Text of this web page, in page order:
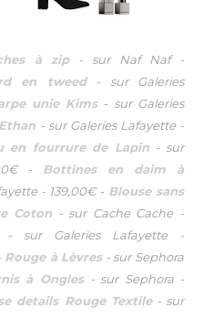
à zip - sur Naf Naf-
en tweed - sur Galeries
unie Kims - sur Galeries
- sur Galeries Lafayette-
en fourrure de Lapin - sur
-
Bottines en daim à
- 139,00€- Blouse sans
Coton - sur Cache Cache -
- sur Galeries Lafayette -
à Lèvres - sur Sephora
à Ongles - sur Sephora-
details Rouge Textile - sur